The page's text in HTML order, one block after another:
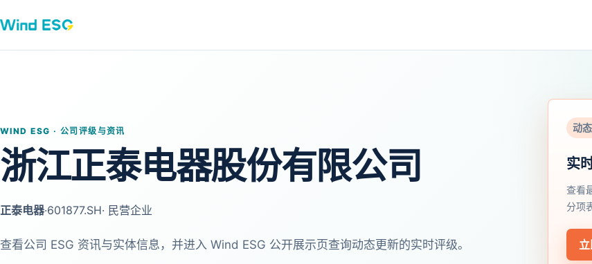
WIND ESG · 公司评级与资讯
浙江正泰电器股份有限公司
正泰电器·601877.SH· 民营企业
查看公司 ESG 资讯与实体信息，并进入 Wind ESG 公开展示页查询动态更新的实时评级。
动
实
查看
分项